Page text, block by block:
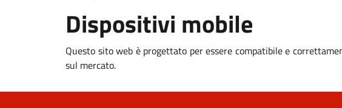
Dispositivi mobile
Questo sito web è progettato per essere compatibile e
sul mercato.